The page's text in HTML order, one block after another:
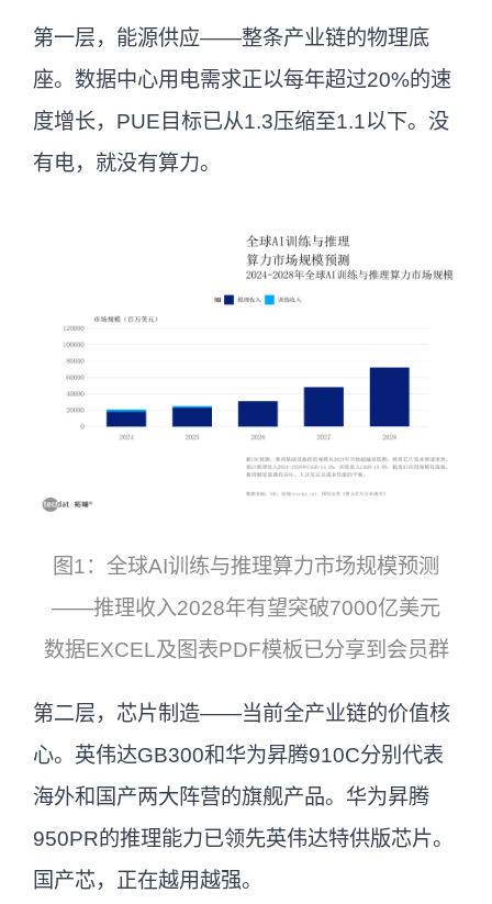
的高性能处理器（GPU/ASIC等），是大模
型时代的核心硬件引擎。
先进封装 通过2.5D/3D堆叠和Chiplet异构
集成突破摩尔定律瓶颈，提升AI芯片算力
第一层，能源供应——整条产业链的物理底
座。数据中心用电需求正以每年超过20%的速
度增长，PUE目标已从1.3压缩至1.1以下。没
有电，就没有算力。
图1：全球AI训练与推理算力市场规模预测
——推理收入2028年有望突破7000亿美元
数据EXCEL及图表PDF模板已分享到会员群
第二层，芯片制造——当前全产业链的价值核
心。英伟达GB300和华为昇腾910C分别代表
海外和国产两大阵营的旗舰产品。华为昇腾
950PR的推理能力已领先英伟达特供版芯片。
国产芯，正在越用越强。